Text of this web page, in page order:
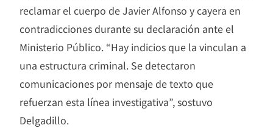
reclamar el cuerpo de Javier Alfonso y cayera en
contradicciones durante su declaración ante el
Ministerio Público. “Hay indicios que la vinculan a
una estructura criminal. Se detectaron
comunicaciones por mensaje de texto que
refuerzan esta línea investigativa”, sostuvo
Delgadillo.